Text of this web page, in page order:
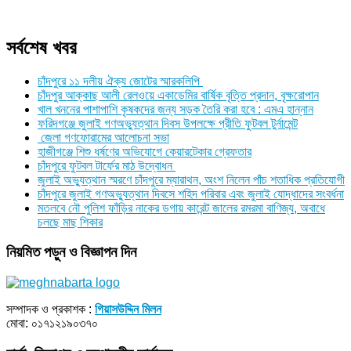
সর্বশেষ খবর
চাঁদপুরে ১১ দলীয় ঐক্য জোটের স্মারকলিপি
চাঁদপুর আক্কাছ আলী রেলওয়ে একাডেমির বার্ষিক বৃত্তি প্রদান, বৃক্ষরোপান
খাল খননের পাশাপাশি কৃষকদের জন্য সড়ক তৈরি করা হবে : এমএ হান্নান
ফরিদগঞ্জে জুলাই গণঅভ্যুত্থান দিবস উপলক্ষে প্রীতি ফুটবল টুর্নামেন্ট
জেলা গণফোরামের আলোচনা সভা
হাজীগঞ্জে শিশু ধর্ষণের অভিযোগে কেয়ারটেকার গ্রেফতার
চাঁদপুরে ফুটবল টার্ফের মাঠ উদ্বোধন
জুলাই অভ্যুত্থান স্মরণে চাঁদপুরে ম্যারাথন, অংশ নিলেন পাঁচ শতাধিক প্রতিযোগী
চাঁদপুরে জুলাই গণঅভ্যুত্থান দিবসে শহিদ পরিবার এবং জুলাই যোদ্ধাদের সংবর্ধনা
মতলবে নৌ পুলিশ ফাঁড়ির নাকের ডগায় কারেন্ট জালের রমরমা বাণিজ্য, অবাধে
চলছে মাছ শিকার
নিয়মিত পড়ুন ও বিজ্ঞাপন দিন
সম্পাদক ও প্রকাশক : গিয়াসউদ্দিন মিলন
মোবা: ০১৭১২১৯০৩৭০